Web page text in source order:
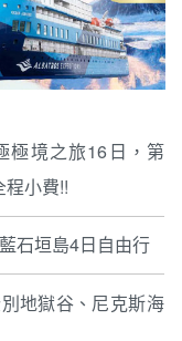
極境之旅16日，第
小費!!
石垣島4日自由行
地獄谷、尼克斯海